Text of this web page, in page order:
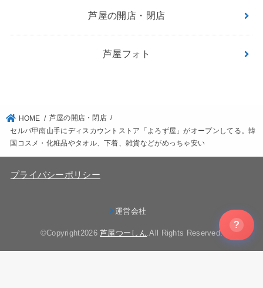
芦屋の開店・閉店
芦屋フォト
HOME
芦屋の開店・閉店
セルバ甲南山手にディスカウントストア「よろず屋」がオープンしてる。韓
国コスメ・化粧品やタオル、下着、雑貨などがめっちゃ安い
プライバシーポリシー
運営会社
©Copyright2026芦屋つーしん.All Rights Reserved.
?